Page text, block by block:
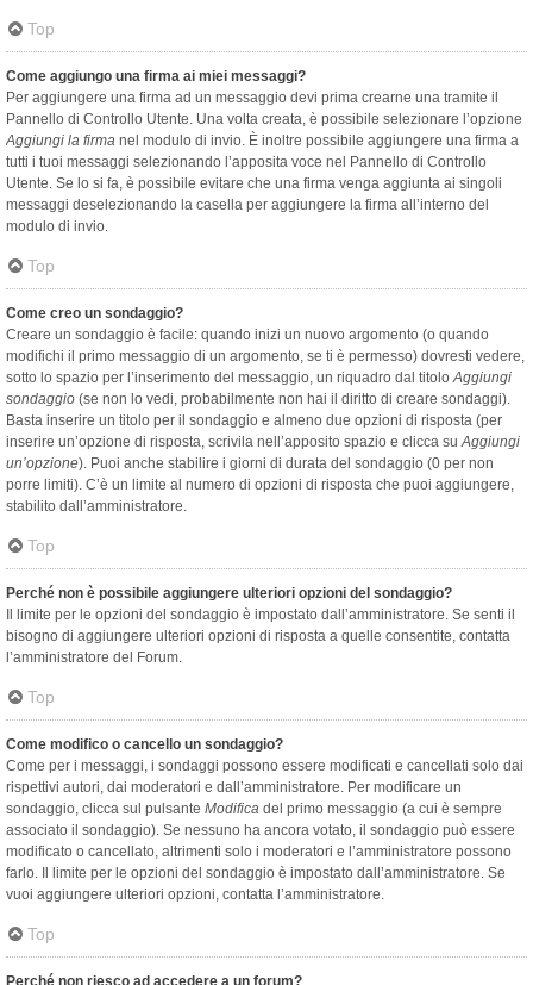
Top
Come aggiungo una firma ai miei messaggi?
Per aggiungere una firma ad un messaggio devi prima crearne una tramite il
Pannello di Controllo Utente. Una volta creata, è possibile selezionare l’opzione
Aggiungi la firma nel modulo di invio. È inoltre possibile aggiungere una firma a
tutti i tuoi messaggi selezionando l’apposita voce nel Pannello di Controllo
Utente. Se lo si fa, è possibile evitare che una firma venga aggiunta ai singoli
messaggi deselezionando la casella per aggiungere la firma all’interno del
modulo di invio.
Top
Come creo un sondaggio?
Creare un sondaggio è facile: quando inizi un nuovo argomento (o quando
modifichi il primo messaggio di un argomento, se ti è permesso) dovresti vedere,
sotto lo spazio per l’inserimento del messaggio, un riquadro dal titoloAggiungi
sondaggio (se non lo vedi, probabilmente non hai il diritto di creare sondaggi).
Basta inserire un titolo per il sondaggio e almeno due opzioni di risposta (per
inserire un’opzione di risposta, scrivila nell’apposito spazio e clicca suAggiungi
un’opzione). Puoi anche stabilire i giorni di durata del sondaggio (0 per non
porre limiti). C’è un limite al numero di opzioni di risposta che puoi aggiungere,
stabilito dall’amministratore.
Top
Perché non è possibile aggiungere ulteriori opzioni del sondaggio?
Il limite per le opzioni del sondaggio è impostato dall’amministratore. Se senti il
bisogno di aggiungere ulteriori opzioni di risposta a quelle consentite, contatta
l’amministratore del Forum.
Top
Come modifico o cancello un sondaggio?
Come per i messaggi, i sondaggi possono essere modificati e cancellati solo dai
rispettivi autori, dai moderatori e dall’amministratore. Per modificare un
sondaggio, clicca sul pulsante Modifica del primo messaggio (a cui è sempre
associato il sondaggio). Se nessuno ha ancora votato, il sondaggio può essere
modificato o cancellato, altrimenti solo i moderatori e l’amministratore possono
farlo. Il limite per le opzioni del sondaggio è impostato dall’amministratore. Se
vuoi aggiungere ulteriori opzioni, contatta l’amministratore.
Top
Perché non riesco ad accedere a un forum?